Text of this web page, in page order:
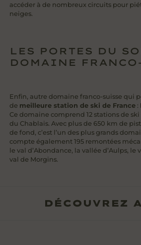
accéder à de nombreux circuits pour
neiges.
LES PORTES DU
DOMAINE
Enfin, autre domaine franco-suisse qui
de meilleure station de ski de France:
Ce domaine comprend 12 stations de
du Chablais. Avec plus de 650 km de
de fond, c’est l’un des plus grands
compte également 195 remontées
le val d’Abondance, la vallée d’Aulps, le
val de Morgins.
DÉCOUVREZ